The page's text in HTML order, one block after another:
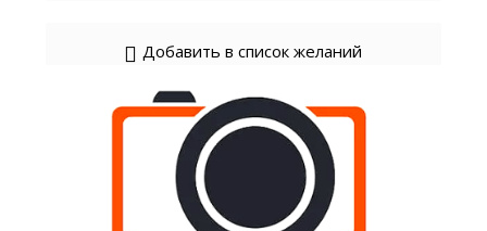
Добавить в список желаний